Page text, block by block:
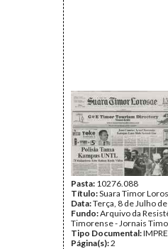
Pasta: 10276.088
Título:Suara Timor
Data:Terça, 8 de Julho
Fundo:Arquivo da
Timorense - Jornais
Tipo Documental:
Página(s):2